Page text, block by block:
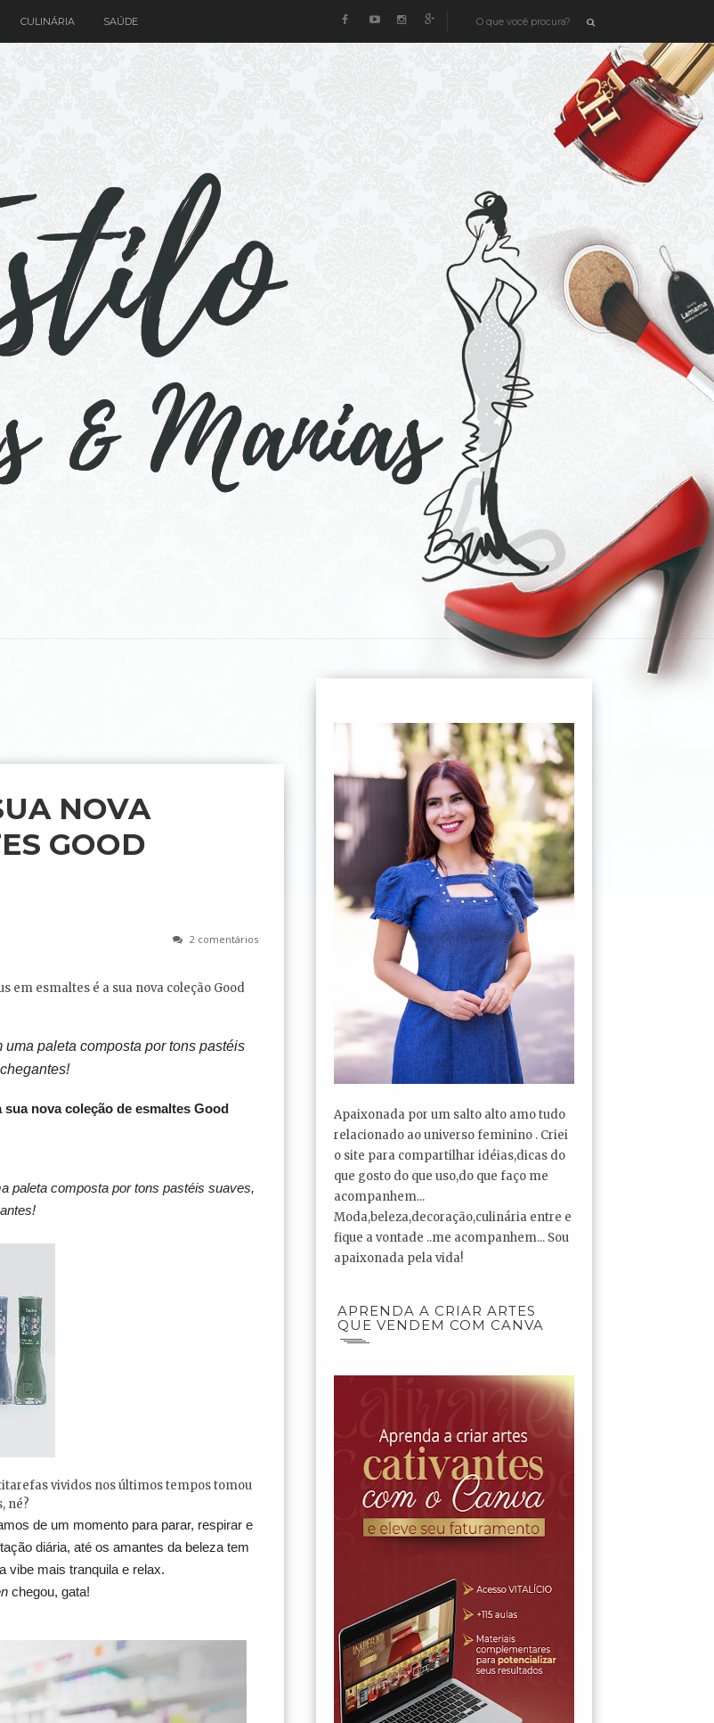
CULINÁRIA SAÚDE
NOVA
GOOD
2 comentários
em esmaltes é a sua nova coleção Good
paleta composta por tons pastéis
sua nova coleção de esmaltes Good
paleta composta por tons pastéis suaves,
vividos nos últimos tempos tomou
né?
de um momento para parar, respirar e
diária, até os amantes da beleza tem
vibe mais tranquila e relax.
chegou, gata!
Apaixonada por um salto alto amo tudo
relacionado ao universo feminino . Criei
o site para compartilhar idéias,dicas do
que gosto do que uso,do que faço me
acompanhem...
Moda,beleza,decoração,culinária entre e
fique a vontade ..me acompanhem... Sou
apaixonada pela vida!
APRENDA A CRIAR ARTES
QUE VENDEM COM CANVA